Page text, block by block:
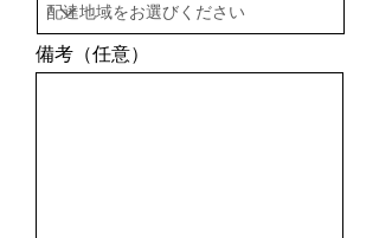
備考（任意）